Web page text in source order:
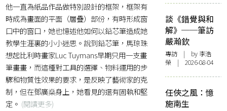
他一直為紙品作品做特別設計的框架，框架有
時成為畫面的平面（層疊）部份，有時形成窗
口中的窗口，她也憶述他如何以鉛芯筆造成她
教學生涯裏的小小迷思。說到鉛芯筆，馬琼珠
想起比利時畫家Luc Tuymans早期只用一支畫
筆畫畫，而這種對工具的選擇、物料運用的步
驟和物質性效果的要求，是反映了藝術家的克
制，但在鄧廣燊身上，她看見的還有固執和堅
定。 (閱讀更多)
談《錯覺與和
解》──筆訪
嚴瀚欽
專訪 | by 李浩
榮 | 2026-08-04
任俠之風：憶
施南生